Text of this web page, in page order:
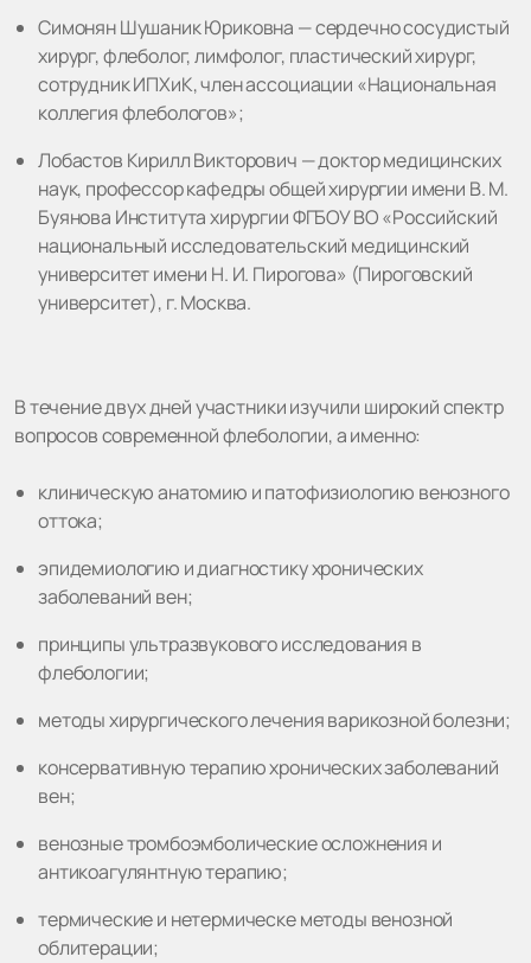
Симонян Шушаник Юриковна — сердечно сосудистый
хирург, флеболог, лимфолог, пластический хирург,
сотрудник ИПХиК, член ассоциации «Национальная
коллегия флебологов»;
Лобастов Кирилл Викторович — доктор медицинских
наук, профессор кафедры общей хирургии имени В. М.
Буянова Института хирургии ФГБОУ ВО «Российский
национальный исследовательский медицинский
университет имени Н. И. Пирогова» (Пироговский
университет), г. Москва.
В течение двух дней участники изучили широкий спектр
вопросов современной флебологии, а именно:
клиническую анатомию и патофизиологию венозного
оттока;
эпидемиологию и диагностику хронических
заболеваний вен;
принципы ультразвукового исследования в
флебологии;
методы хирургического лечения варикозной болезни;
консервативную терапию хронических заболеваний
вен;
венозные тромбоэмболические осложнения и
антикоагулянтную терапию;
термические и нетермическе методы венозной
облитерации;